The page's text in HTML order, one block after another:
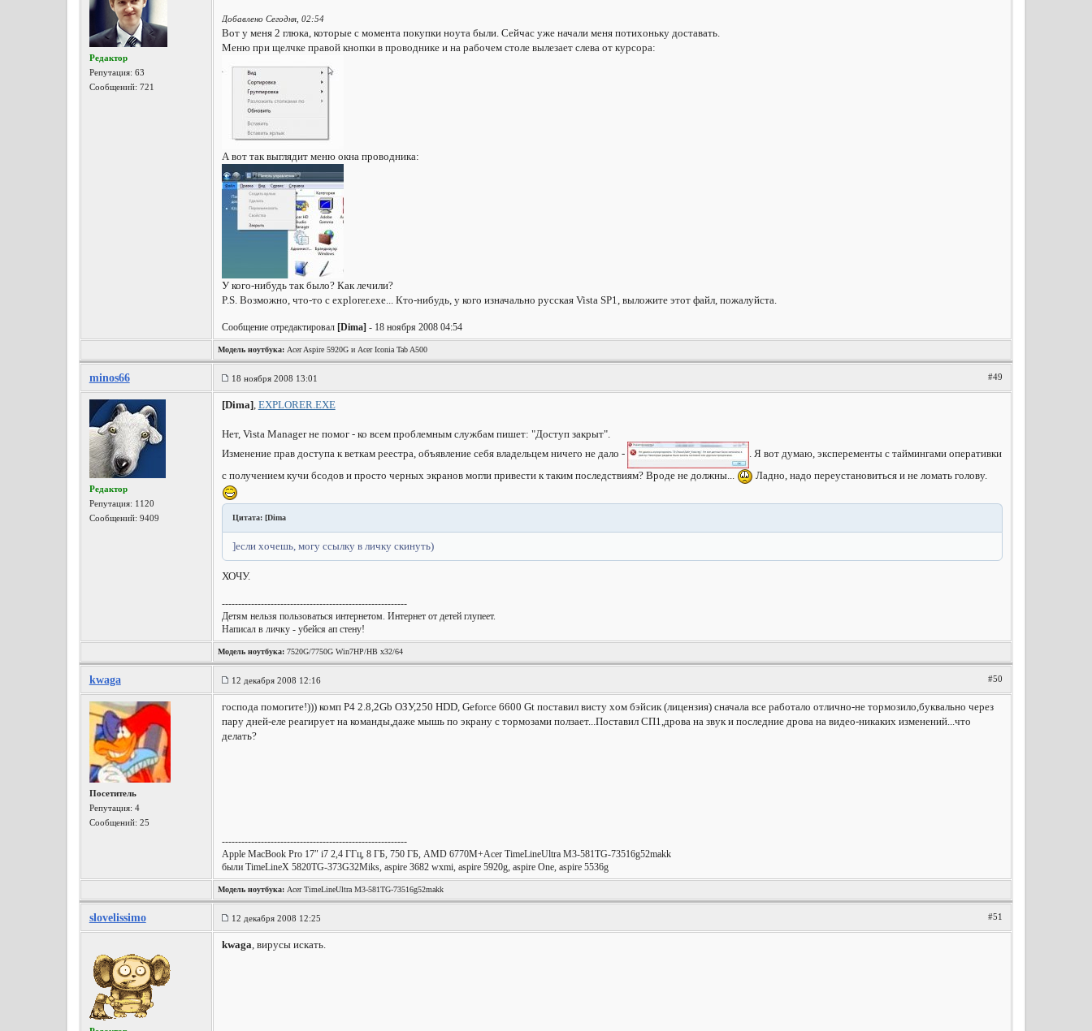
Редактор
Репутация: 63
Сообщений: 721
Добавлено Сегодня, 02:54
Вот у меня 2 глюка, которые с момента покупки ноута были. Сейчас уже начали меня потихоньку доставать.
Меню при щелчке правой кнопки в проводнике и на рабочем столе вылезает слева от курсора:
А вот так выглядит меню окна проводника:
У кого-нибудь так было? Как лечили?
P.S. Возможно, что-то с explorer.exe... Кто-нибудь, у кого изначально русская Vista SP1, выложите этот файл, пожалуйста.
Сообщение отредактировал [Dima] - 18 ноября 2008 04:54
Модель ноутбука:Acer Aspire 5920G и Acer Iconia Tab A500
minos66 18 ноября 2008 13:01 #49
Редактор
Репутация: 1120
Сообщений: 9409
[Dima], EXPLORER.EXE
Нет, Vista Manager не помог - ко всем проблемным службам пишет: "Доступ закрыт".
Изменение прав доступа к веткам реестра, объявление себя владельцем ничего не дало -
. Я вот думаю, эксперементы с таймингами оперативки
с получением кучи бсодов и просто черных экранов могли привести к таким последствиям? Вроде не должны...
Ладно, надо переустановиться и не ломать голову.
Цитата: [Dima
]если хочешь, могу ссылку в личку скинуть)
ХОЧУ.
---------------------------------------------------------
Детям нельзя пользоваться интернетом. Интернет от детей глупеет.
Написал в личку - убейся ап стену!
Модель ноутбука:7520G/7750G Win7HP/HB x32/64
kwaga 12 декабря 2008 12:16 #50
Посетитель
Репутация: 4
Сообщений: 25
господа помогите!))) комп P4 2.8,2Gb ОЗУ,250 HDD, Geforce 6600 Gt поставил висту хом бэйсик (лицензия) сначала все работало отлично-не тормозило,буквально через
пару дней-еле реагирует на команды,даже мышь по экрану с тормозами ползает...Поставил СП1,дрова на звук и последние дрова на видео-никаких изменений...что
делать?
---------------------------------------------------------
Apple MacBook Pro 17″ i7 2,4 ГГц, 8 ГБ, 750 ГБ, AMD 6770M+Acer TimeLineUltra M3-581TG-73516g52makk
были TimeLineX 5820TG-373G32Miks, aspire 3682 wxmi, aspire 5920g, aspire One, aspire 5536g
Модель ноутбука:Acer TimeLineUltra M3-581TG-73516g52makk
slovelissimo 12 декабря 2008 12:25 #51
kwaga, вирусы искать.